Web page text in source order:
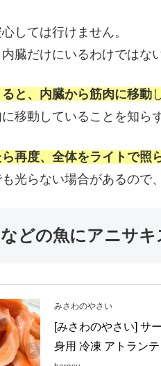
しては行けません。
臓だけにいるわけではな
と、内臓から筋肉に移動
移動していることを知ら
再度、全体をライトで照
光らない場合があるので
どの魚にアニサキ
みさわのやさい
[みさわのやさい] サ
身用 冷凍 アトラン